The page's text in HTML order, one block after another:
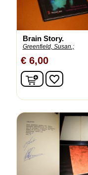
Brain Story.
Greenfield, Susan.;
€ 6,00
Infavorite_border